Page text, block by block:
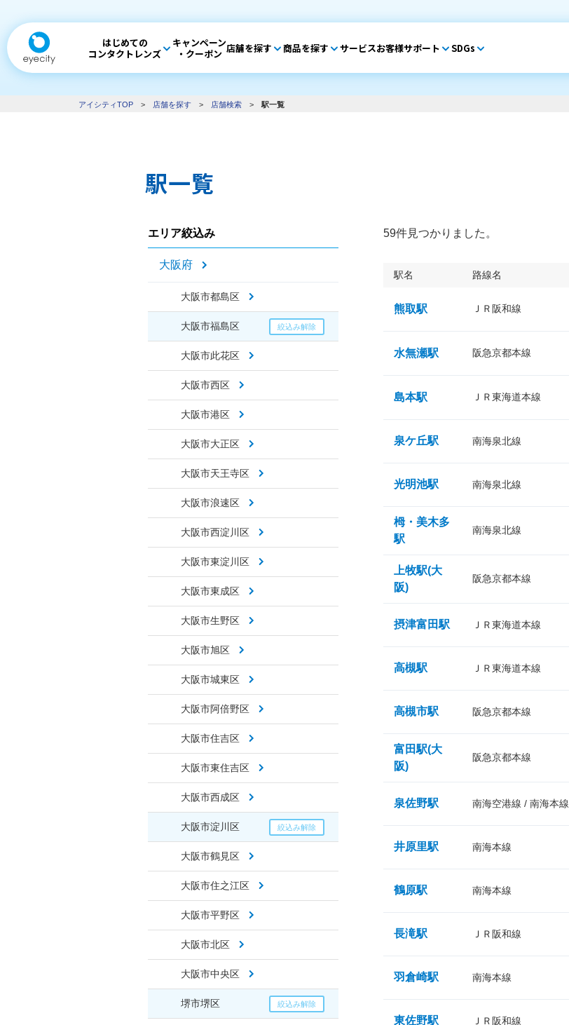
はじめての
コンタクトレンズ
キャンペーン
・クーポン 店舗を探す 商品を探す サービスお客様サポート SDGs
アイシティTOP > 店舗を探す > 店舗検索 > 駅一覧
駅一覧
エリア絞込み
大阪府
大阪市都島区
大阪市福島区
大阪市此花区
大阪市西区
大阪市港区
大阪市大正区
大阪市天王寺区
大阪市浪速区
大阪市西淀川区
大阪市東淀川区
大阪市東成区
大阪市生野区
大阪市旭区
大阪市城東区
大阪市阿倍野区
大阪市住吉区
大阪市東住吉区
大阪市西成区
大阪市淀川区
大阪市鶴見区
大阪市住之江区
大阪市平野区
大阪市北区
大阪市中央区
堺市堺区
59件見つかりました。
駅名 路線名
熊取駅 ＪＲ阪和線
水無瀬駅 阪急京都本線
島本駅 ＪＲ東海道本線
泉ケ丘駅 南海泉北線
光明池駅 南海泉北線
栂・美木多
駅
南海泉北線
上牧駅(大
阪)
阪急京都本線
摂津富田駅 ＪＲ東海道本線
高槻駅 ＪＲ東海道本線
高槻市駅 阪急京都本線
富田駅(大
阪)
阪急京都本線
泉佐野駅 南海空港線 / 南海本線
井原里駅 南海本線
鶴原駅 南海本線
長滝駅 ＪＲ阪和線
羽倉崎駅 南海本線
東佐野駅 ＪＲ阪和線